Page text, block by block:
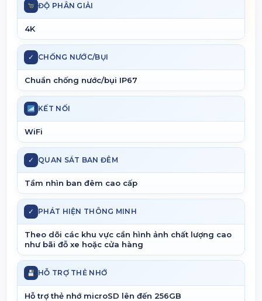
ĐỘ PHÂN GIẢI
4K
✓ CHỐNG NƯỚC/BỤI
Chuẩn chống nước/bụi IP67
KẾT NỐI
WiFi
✓ QUAN SÁT BAN ĐÊM
Tầm nhìn ban đêm cao cấp
✓ PHÁT HIỆN THÔNG MINH
Theo dõi các khu vực cần hình ảnh chất lượng cao
như bãi đỗ xe hoặc cửa hàng
HỖ TRỢ THẺ NHỚ
Hỗ trợ thẻ nhớ microSD lên đến 256GB